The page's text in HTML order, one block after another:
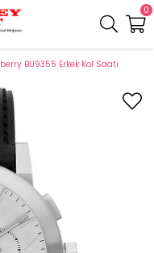
0
BU9355 Erkek Kol Saati